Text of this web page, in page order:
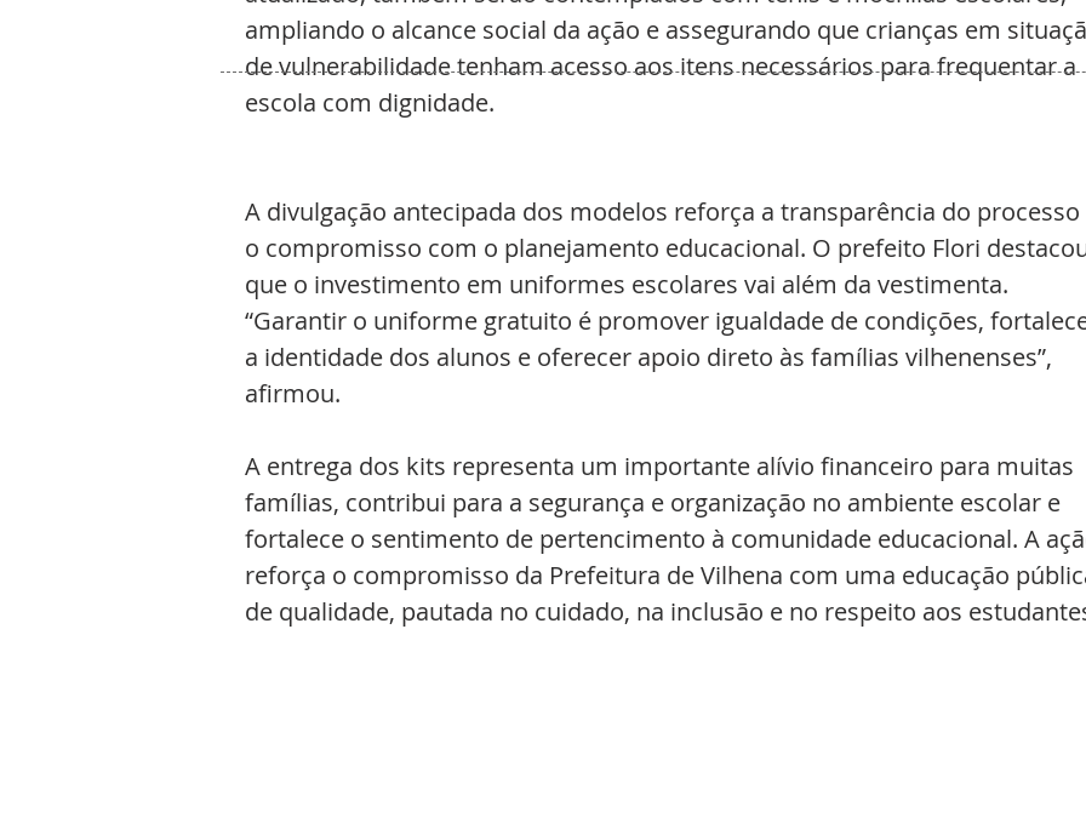
ampliando o alcance social da ação e assegurando que crianças em
de vulnerabilidade tenham acesso aos itens necessários para frequentar a
escola com dignidade.
A divulgação antecipada dos modelos reforça a transparência do processo
o compromisso com o planejamento educacional. O prefeito Flori
que o investimento em uniformes escolares vai além da vestimenta.
“Garantir o uniforme gratuito é promover igualdade de condições,
a identidade dos alunos e oferecer apoio direto às famílias vilhenenses”,
afirmou.
A entrega dos kits representa um importante alívio financeiro para muitas
famílias, contribui para a segurança e organização no ambiente escolar e
fortalece o sentimento de pertencimento à comunidade educacional. A
reforça o compromisso da Prefeitura de Vilhena com uma educação
de qualidade, pautada no cuidado, na inclusão e no respeito aos